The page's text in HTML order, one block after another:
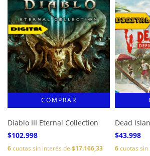
Diablo III Eternal Collection
$102.998
6cuotas sin interés de $17.166,33
Dead
$43.998
6cuotas sin